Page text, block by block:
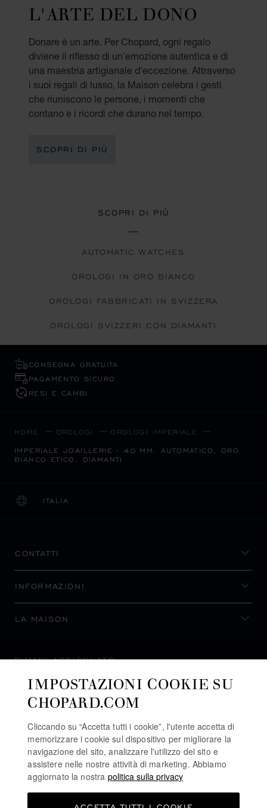
L'ARTE DEL DONO
Donare è un arte. Per Chopard, ogni regalo
diviene il riflesso di un'emozione autentica e di
una maestria artigianale d'eccezione. Attraverso
i suoi regali di lusso, la Maison celebra i gesti
che riuniscono le persone, i momenti che
contano e i ricordi che durano nel tempo.
SCOPRI DI PIÙ
SCOPRI DI PIÙ
AUTOMATIC WATCHES
OROLOGI IN ORO BIANCO
OROLOGI FABBRICATI IN SVIZZERA
OROLOGI SVIZZERI CON DIAMANTI
CONSEGNA GRATUITA
PAGAMENTO SICURO
RESI E CAMBI
HOME OROLOGI OROLOGI IMPERIALE
IMPERIALE JOAILLERIE - 40 MM, AUTOMATICO, ORO
BIANCO ETICO, DIAMANTI
ITALIA
LOCALIZZAZIONE (CAMBIA PAESE)
CAMBIA PAESE
CONTATTI
INFORMAZIONI
LA MAISON
RIMANI AGGIORNATO
IMPOSTAZIONI COOKIE SU
CHOPARD.COM
Cliccando su “Accetta tutti i cookie”, l'utente accetta di
memorizzare i cookie sul dispositivo per migliorare la
navigazione del sito, analizzare l'utilizzo del sito e
assistere nelle nostre attività di marketing. Abbiamo
aggiornato la nostra politica sulla privacy